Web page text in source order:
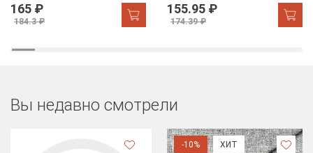
165 ₽
184.3 ₽
155.95 ₽
174.39 ₽
Вы недавно смотрели
-10% ХИТ